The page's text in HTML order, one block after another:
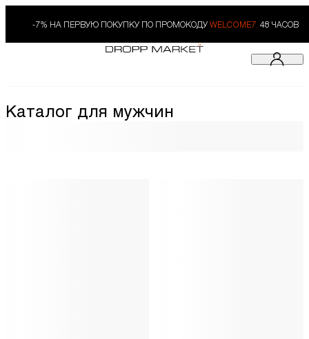
-7% НА ПЕРВУЮ ПОКУПКУ ПО ПРОМОКОДУ WELCOME7. 48 ЧАСОВ
Каталог для мужчин